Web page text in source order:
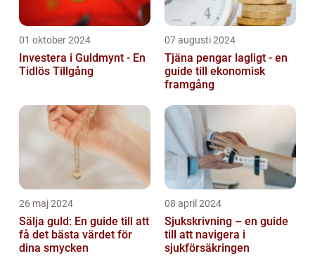
01 oktober 2024
Investera i Guldmynt - En
Tidlös Tillgång
07 augusti 2024
Tjäna pengar lagligt - en
guide till ekonomisk
framgång
26 maj 2024
Sälja guld: En guide till att
få det bästa värdet för
dina smycken
08 april 2024
Sjukskrivning – en guide
till att navigera i
sjukförsäkringen